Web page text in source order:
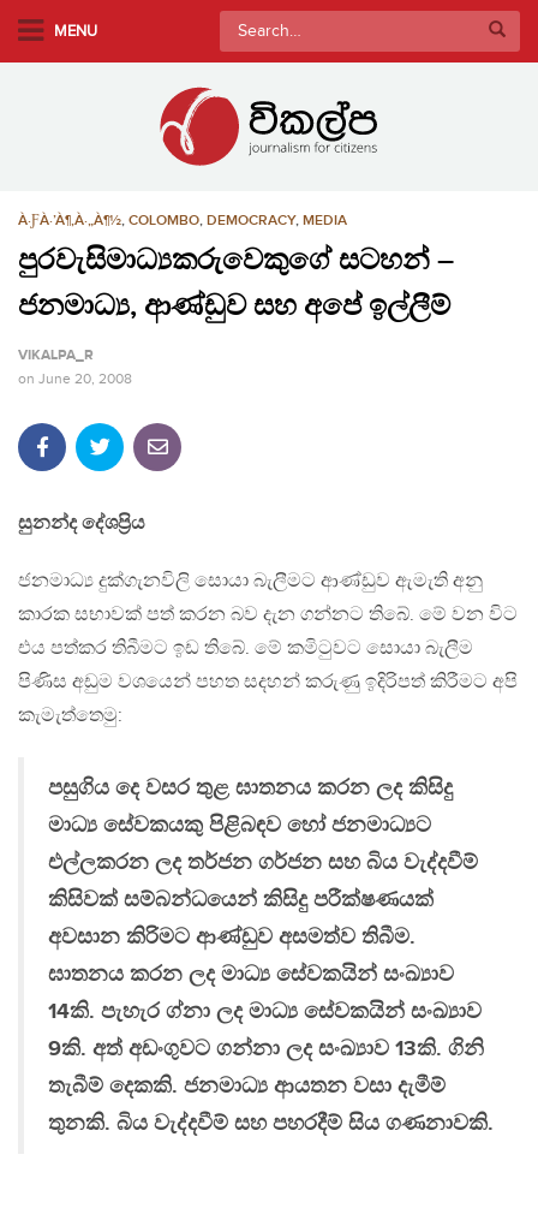
MENU
Search
for:
À·ƑÀ·’À¶‚À·„À¶½, COLOMBO, DEMOCRACY, MEDIA
පුරවැසිමාධ්‍යකරුවෙකුගේ සටහන් –
ජනමාධ්‍ය, ආණ්ඩුව සහ අපේ ඉල්ලීම්
VIKALPA_R
on June 20, 2008
සුනන්ද දේශප්‍රිය
ජනමාධ්‍ය දුක්ගැනවිලි සොයා බැලීමට ආණ්ඩුව ඇමැති අනු
කාරක සභාවක් පත් කරන බව දැන ගන්නට තිබේ. මේ වන විට
එය පත්කර තිබීමට ඉඩ තිබේ. මේ කමිටුවට සොයා බැලීම
පිණිස අඩුම වශයෙන් පහත සදහන් කරුණු ඉදිරිපත් කිරීමට අපි
කැමැත්තෙමු:
පසුගිය දෙ වසර තුළ ඝාතනය කරන ලද කිසිදු
මාධ්‍ය සේවකයකු පිළිබඳව හෝ ජනමාධ්‍යට
එල්ලකරන ලද තර්ජන ගර්ජන සහ බිය වැද්දවීම්
කිසිවක් සම්බන්ධයෙන් කිසිදු පරීක්ෂණයක්
අවසාන කිරිමට ආණ්ඩුව අසමත්ව තිබීම.
ඝාතනය කරන ලද මාධ්‍ය සේවකයින් සංඛ්‍යාව
14කි. පැහැර ග්නා ලද මාධ්‍ය සේවකයින් සංඛ්‍යාව
9කි. අත් අඩංගුවට ගන්නා ලද සංඛ්‍යාව 13කි. ගිනි
තැබීම් දෙකකි. ජනමාධ්‍ය ආයතන වසා දැමීම්
තුනකි. බිය වැද්දවීම් සහ පහරදීම් සිය ගණනාවකි.